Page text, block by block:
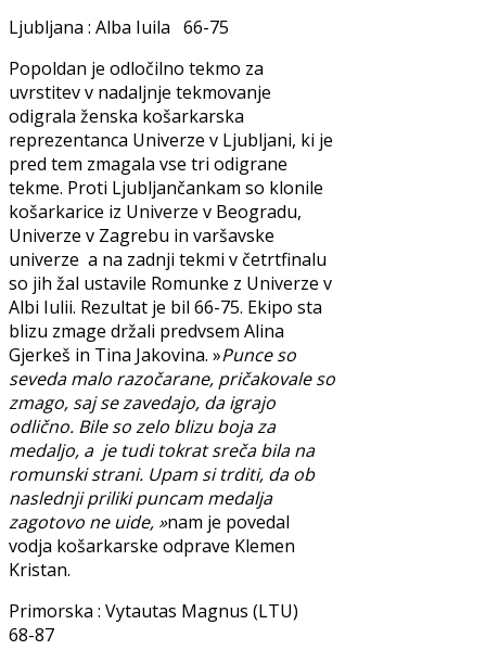
Ljubljana : Alba Iuila 66-75
Popoldan je odločilno tekmo za
uvrstitev v nadaljnje tekmovanje
odigrala ženska košarkarska
reprezentanca Univerze v Ljubljani, ki je
pred tem zmagala vse tri odigrane
tekme. Proti Ljubljančankam so klonile
košarkarice iz Univerze v Beogradu,
Univerze v Zagrebu in varšavske
univerze a na zadnji tekmi v četrtfinalu
so jih žal ustavile Romunke z Univerze v
Albi Iulii. Rezultat je bil 66-75. Ekipo sta
blizu zmage držali predvsem Alina
Gjerkeš in Tina Jakovina. »Punce so
seveda malo razočarane, pričakovale so
zmago, saj se zavedajo, da igrajo
odlično. Bile so zelo blizu boja za
medaljo, a je tudi tokrat sreča bila na
romunski strani. Upam si trditi, da ob
naslednji priliki puncam medalja
zagotovo ne uide, »nam je povedal
vodja košarkarske odprave Klemen
Kristan.
Primorska : Vytautas Magnus (LTU)
68-87